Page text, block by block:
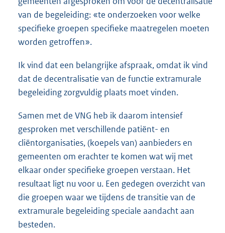
van de begeleiding: «te onderzoeken voor welke
specifieke groepen specifieke maatregelen moeten
worden getroffen».
Ik vind dat een belangrijke afspraak, omdat ik vind
dat de decentralisatie van de functie extramurale
begeleiding zorgvuldig plaats moet vinden.
Samen met de VNG heb ik daarom intensief
gesproken met verschillende patiënt- en
cliëntorganisaties, (koepels van) aanbieders en
gemeenten om erachter te komen wat wij met
elkaar onder specifieke groepen verstaan. Het
resultaat ligt nu voor u. Een gedegen overzicht van
die groepen waar we tijdens de transitie van de
extramurale begeleiding speciale aandacht aan
besteden.